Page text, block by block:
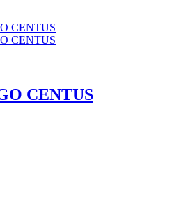
CENTUS